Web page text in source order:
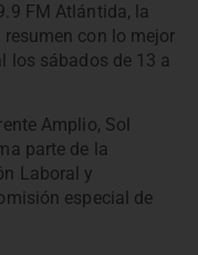
FM Atlántida, la
con lo mejor
los sábados de 13 a
Amplio, Sol
parte de la
Laboral y
especial de